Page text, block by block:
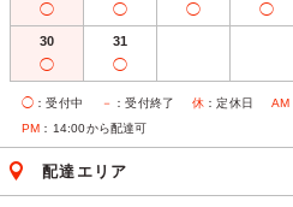
◯ ◯ ◯ ◯
30
◯
31
◯
◯ ：受付中 － ：受付終了 休 ：定休日 AM
PM ：14:00から配達可
配達エリア